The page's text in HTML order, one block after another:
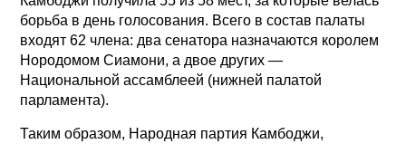
борьба в день голосования. Всего в состав палаты
входят 62 члена: два сенатора назначаются королем
Нородомом Сиамони, а двое других —
Национальной ассамблеей (нижней палатой
парламента).
Таким образом, Народная партия Камбоджи,